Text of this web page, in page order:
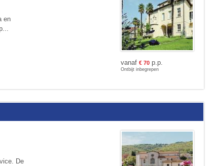
en
vanaf € 70p.p.
Ontbijt inbegrepen
De